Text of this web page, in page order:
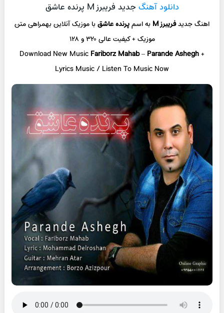
دانلود آهنگ جدید فریبرز M پرنده عاشق
اهنگ جدیدفریبرز M به اسمپرنده عاشقبا موزیک آنلاینبهمراهی متن
موزیک + کیفیت عالی ۳۲۰ و ۱۲۸
Download New Music Fariborz Mahab– Parande Ashegh+
Lyrics Music / Listen To Music Now